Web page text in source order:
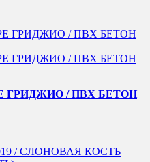
ГРИДЖИО / ПВХ БЕТОН